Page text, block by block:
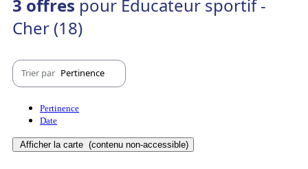
3 offres pour Éducateur sportif -
Cher (18)
Trier par Pertinence
Pertinence
Date
Afficher la carte (contenu non-accessible)